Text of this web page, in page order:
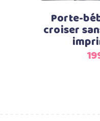
Porte-
croiser